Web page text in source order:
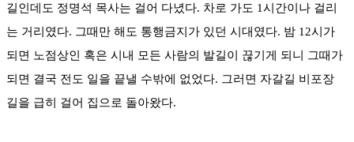
길인데도 정명석 목사는 걸어 다녔다. 차로 가도 1시간이나 걸리
는 거리였다. 그때만 해도 통행금지가 있던 시대였다. 밤 12시가
되면 노점상인 혹은 시내 모든 사람의 발길이 끊기게 되니 그때가
되면 결국 전도 일을 끝낼 수밖에 없었다. 그러면 자갈길 비포장
길을 급히 걸어 집으로 돌아왔다.